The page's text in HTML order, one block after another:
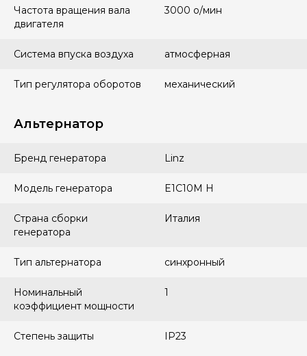
Частота вращения вала
двигателя
3000 о/мин
Система впуска воздуха атмосферная
Тип регулятора оборотов механический
Альтернатор
Бренд генератора Linz
Модель генератора E1C10M H
Страна сборки
генератора
Италия
Тип альтернатора синхронный
Номинальный
коэффициент мощности
1
Степень защиты IP23